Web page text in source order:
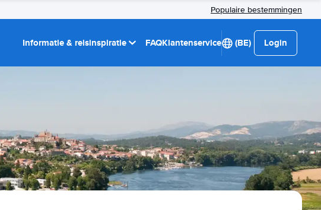
Populaire bestemmingen
Informatie & reisinspiratie FAQKlantenservice (BE) Login